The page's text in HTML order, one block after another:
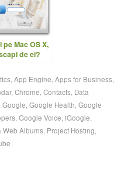
pe Mac OS X,
de ei?
,App Engine,Apps for Business,
,Chrome,Contacts, Data
,Google,Google Health,Google
,Google Voice,iGoogle,
Web Albums, Project Hosting,